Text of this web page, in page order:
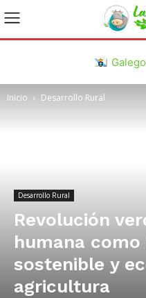
Galego
Inicio Desarrollo Rural
Desarrollo Rural
Revolución
humana
sostenible y
agricultura